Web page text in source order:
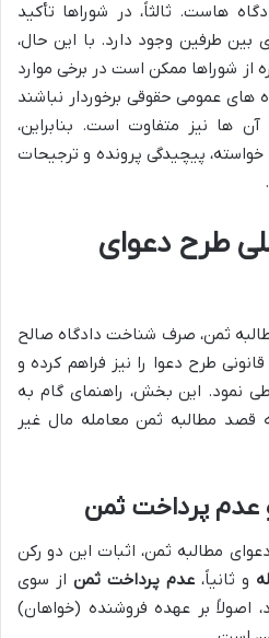
هاست. ثالثاً، در شوراها تأکید
طرفین وجود دارد. با این حال،
از شوراها ممکن است در برخی موارد
های عمومی حقوقی برخوردار نباشند
ها نیز متفاوت است. بنابراین،
پیچیدگی پرونده و ترجیحات
طرح دعوای
ثمن، صرف شناخت دادگاه صالح
طرح دعوا را نیز فراهم کرده و
نمود. این بخش، راهنمای گام به
قصد مطالبه ثمن معامله مال غیر
عدم پرداخت ثمن
مطالبه ثمن، اثبات این دو رکن
و ثانیاً، عدم پرداخت ثمن از سوی
اصولاً بر عهده فروشنده (خواهان)